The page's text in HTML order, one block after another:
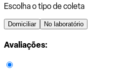
Escolha o tipo de coleta
Domiciliar No laboratório
Avaliações: